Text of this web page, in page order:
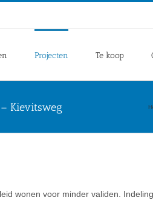
Projecten Te koop
Kievitsweg
wonen voor minder validen.